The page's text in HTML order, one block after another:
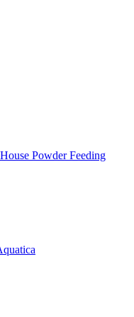
Powder Feeding